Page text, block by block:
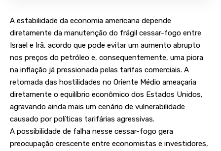
A estabilidade da economia americana depende
diretamente da manutenção do frágil cessar-fogo entre
Israel e Irã, acordo que pode evitar um aumento abrupto
nos preços do petróleo e, consequentemente, uma piora
na inflação já pressionada pelas tarifas comerciais. A
retomada das hostilidades no Oriente Médio ameaçaria
diretamente o equilíbrio econômico dos Estados Unidos,
agravando ainda mais um cenário de vulnerabilidade
causado por políticas tarifárias agressivas.
A possibilidade de falha nesse cessar-fogo gera
preocupação crescente entre economistas e investidores,